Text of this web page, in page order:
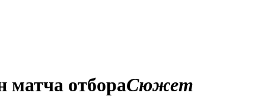
матча отбораСюжет